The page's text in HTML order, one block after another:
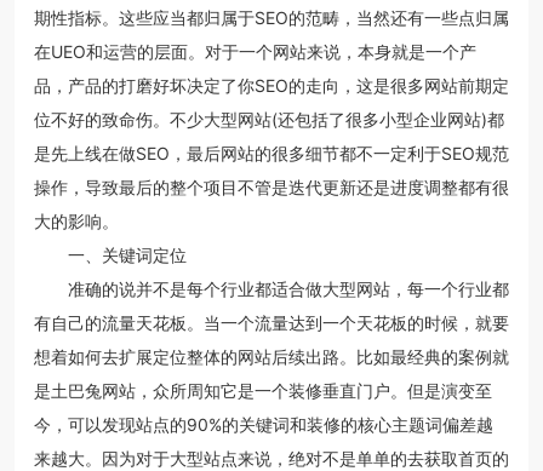
期性指标。这些应当都归属于SEO的范畴，当然还有一些点归属
在UEO和运营的层面。对于一个网站来说，本身就是一个产
品，产品的打磨好坏决定了你SEO的走向，这是很多网站前期定
位不好的致命伤。不少大型网站(还包括了很多小型企业网站)都
是先上线在做SEO，最后网站的很多细节都不一定利于SEO规范
操作，导致最后的整个项目不管是迭代更新还是进度调整都有很
大的影响。
一、关键词定位
准确的说并不是每个行业都适合做大型网站，每一个行业都
有自己的流量天花板。当一个流量达到一个天花板的时候，就要
想着如何去扩展定位整体的网站后续出路。比如最经典的案例就
是土巴兔网站，众所周知它是一个装修垂直门户。但是演变至
今，可以发现站点的90%的关键词和装修的核心主题词偏差越
来越大。因为对于大型站点来说，绝对不是单单的去获取首页的